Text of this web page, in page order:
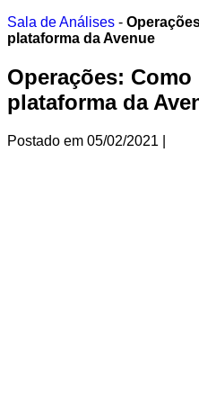
Ir
para
conteúdo
Sala de Análises -
plataforma da Avenue
Operações:
plataforma da
Postado em 05/02/2021